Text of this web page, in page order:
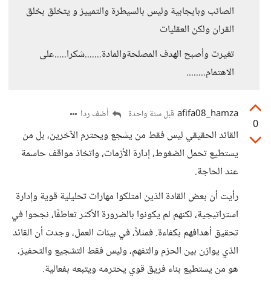
الصائب وبايجابية وليس بالسيطرة والتمييز و يتخلق بخلق
القران ولكن العقليات
تغيرت وأصبح الهدف المصلحةوالمادة.......شكرا.....على
الاهتمام........
0
afifa08_hamza قبل سنة واحدة أضف ردا
القائد الحقيقي ليس فقط من يشجع ويحترم الآخرين، بل من
يستطيع تحمل الضغوط، إدارة الأزمات، واتخاذ مواقف حاسمة
عند الحاجة.
رأيت أن بعض القادة الذين امتلكوا مهارات تحليلية قوية وإدارة
استراتيجية، لكنهم لم يكونوا بالضرورة الأكثر تعاطفًا، نجحوا في
تحقيق أهدافهم بكفاءة. فمثلاً، في بيئات العمل، وجدت أن القائد
الذي يوازن بين الحزم والتفهم، وليس فقط التشجيع والتحفيز،
هو من يستطيع بناء فريق قوي يحترمه ويتبعه بفعالية.